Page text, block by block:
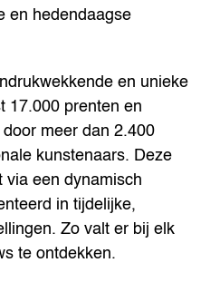
en hedendaagse
en unieke
17.000 prenten en
meer dan 2.400
kunstenaars. Deze
een dynamisch
in tijdelijke,
Zo valt er bij elk
te ontdekken.